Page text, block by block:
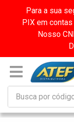
Para a sua
PIX em
Nosso